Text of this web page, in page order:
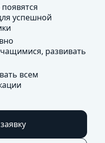
успешной
развивать
всем